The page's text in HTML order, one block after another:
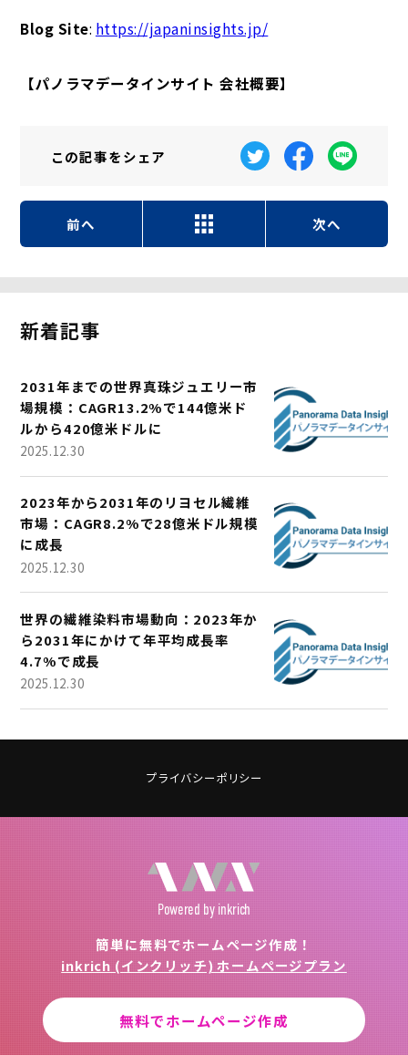
Blog Site: https://japaninsights.jp/
【パノラマデータインサイト 会社概要】
この記事をシェア
前へ 次へ
新着記事
2031年までの世界真珠ジュエリー市
場規模：CAGR13.2%で144億米ド
ルから420億米ドルに
2025.12.30
2023年から2031年のリヨセル繊維
市場：CAGR8.2%で28億米ドル規模
に成長
2025.12.30
世界の繊維染料市場動向：2023年か
ら2031年にかけて年平均成長率
4.7%で成長
2025.12.30
プライバシーポリシー
Powered by inkrich
簡単に無料でホームページ作成！
inkrich (インクリッチ) ホームページプラン
無料でホームページ作成